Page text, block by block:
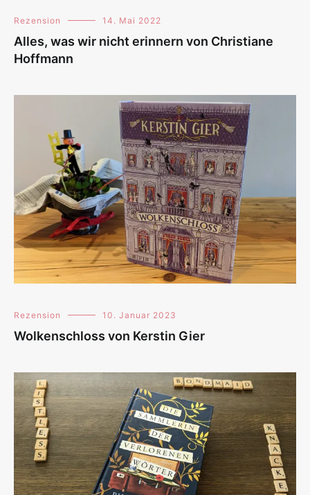
Rezension 14. Mai 2022
Alles, was wir nicht erinnern von Christiane
Hoffmann
Rezension 10. Januar 2023
Wolkenschloss von Kerstin Gier